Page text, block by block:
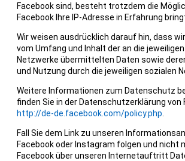
Facebook sind, besteht trotzdem die
Facebook Ihre IP-Adresse in Erfahrung
Wir weisen ausdrücklich darauf hin, dass
vom Umfang und Inhalt der an die
Netzwerke übermittelten Daten sowie
und Nutzung durch die jeweiligen sozialen
Weitere Informationen zum Datenschutz
finden Sie in der Datenschutzerklärung von
http://de-de.facebook.com/policy.php
Fall Sie dem Link zu unseren
Facebook oder Instagram folgen und nicht
Facebook über unseren Internetauftritt